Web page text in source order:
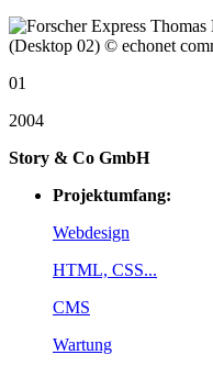
01
2004
Story & Co GmbH
Projektumfang:
Webdesign
HTML, CSS...
CMS
Wartung